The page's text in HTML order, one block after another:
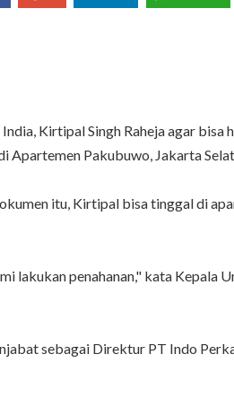
Kirtipal Singh Raheja agar bisa
Apartemen Pakubuwo, Jakarta
itu, Kirtipal bisa tinggal di
lakukan penahanan," kata
sebagai Direktur PT Indo